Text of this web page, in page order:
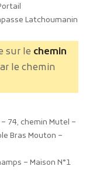
Latchoumanin
sur le chemin
le chemin
74, chemin Mutel –
Bras Mouton –
– Maison N°1